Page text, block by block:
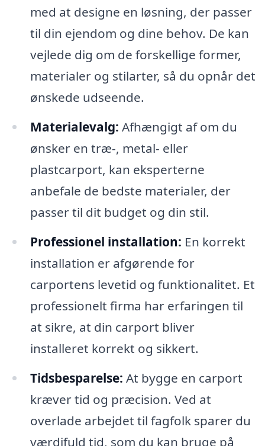
med at designe en løsning, der passer
til din ejendom og dine behov. De kan
vejlede dig om de forskellige former,
materialer og stilarter, så du opnår det
ønskede udseende.
Materialevalg: Afhængigt af om du
ønsker en træ-, metal- eller
plastcarport, kan eksperterne
anbefale de bedste materialer, der
passer til dit budget og din stil.
Professionel installation: En korrekt
installation er afgørende for
carportens levetid og funktionalitet. Et
professionelt firma har erfaringen til
at sikre, at din carport bliver
installeret korrekt og sikkert.
Tidsbesparelse: At bygge en carport
kræver tid og præcision. Ved at
overlade arbejdet til fagfolk sparer du
værdifuld tid, som du kan bruge på